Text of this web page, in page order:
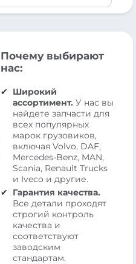
Почему выбирают
нас:
Широкий
ассортимент. У нас вы
найдете запчасти для
всех популярных
марок грузовиков,
включая Volvo, DAF,
Mercedes-Benz, MAN,
Scania, Renault Trucks
и Iveco и другие.
Гарантия качества.
Все детали проходят
строгий контроль
качества и
соответствуют
заводским
стандартам.